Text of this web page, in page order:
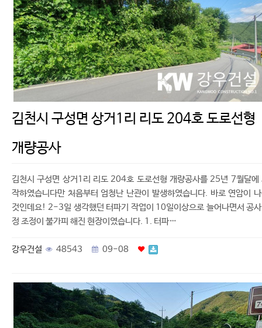
김천시 구성면 상거1리 리도 204호 도로선형
개량공사
김천시 구성면 상거1리 리도 204호 도로선형 개량공사를 25년 7월달에
작하였습니다만 처음부터 엄청난 난관이 발생하였습니다. 바로 연암이
것인데요! 2-3일 생각했던 터파기 작업이 10일이상으로 늘어나면서 공
정 조정이 불가피 해진 현장이였습니다. 1. 터파…
강우건설 48543 09-08